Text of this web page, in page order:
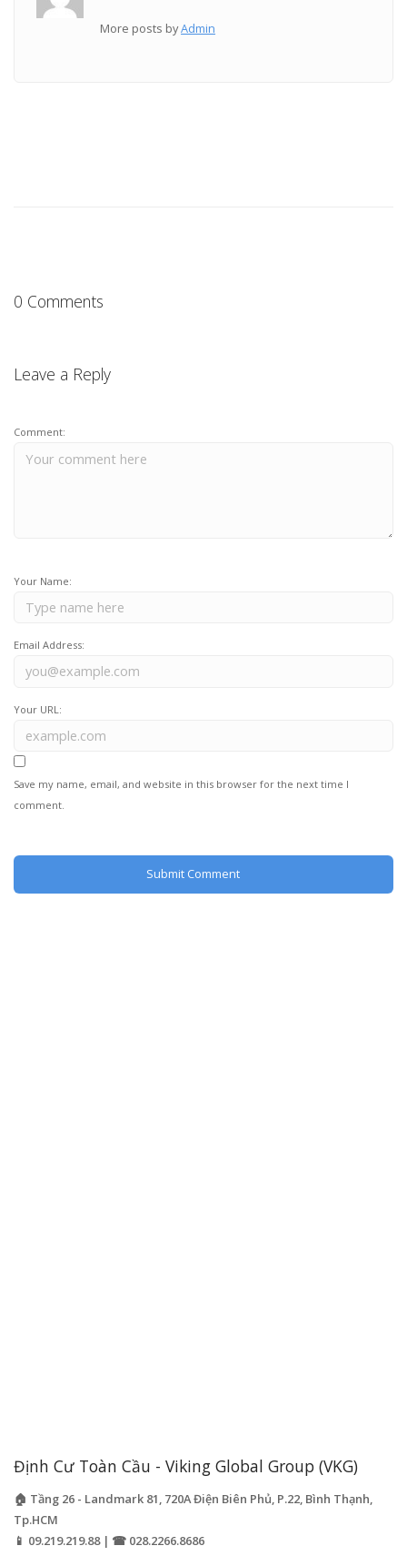
More posts byAdmin
0 Comments
Leave a Reply
Comment:
Your Name:
Email Address:
Your URL:
Save my name, email, and website in this browser for the next time I
comment.
Định Cư Toàn Cầu - Viking Global Group (VKG)
🏠 Tầng 26 - Landmark 81, 720A Điện Biên Phủ, P.22, Bình Thạnh,
Tp.HCM
📱 09.219.219.88 | ☎ 028.2266.8686